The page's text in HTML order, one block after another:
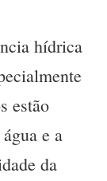
hídrica
estão
e a
da